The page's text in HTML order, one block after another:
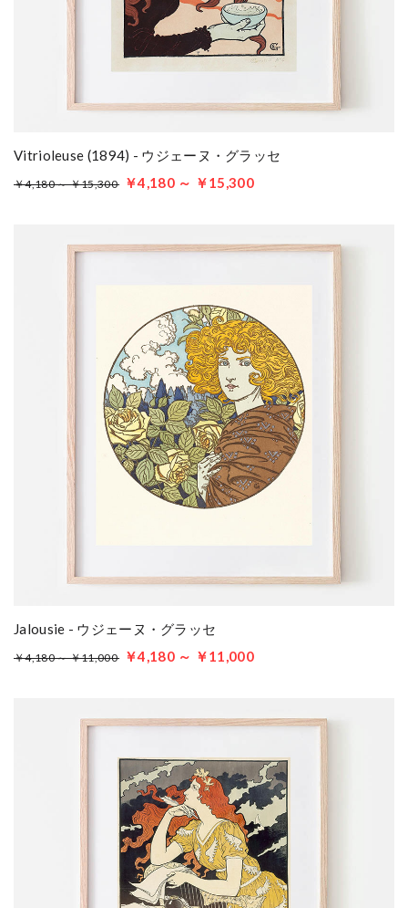
Vitrioleuse (1894) - ウジェーヌ・グラッセ
￥4,180 ～ ￥15,300 ￥4,180 ～ ￥15,300
Jalousie - ウジェーヌ・グラッセ
￥4,180 ～ ￥11,000 ￥4,180 ～ ￥11,000